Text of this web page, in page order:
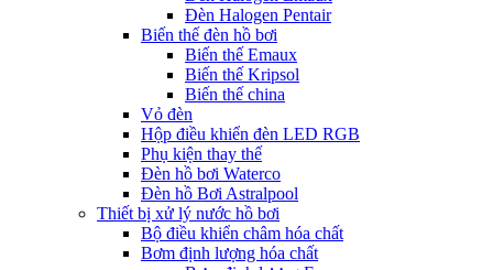
Đèn Halogen Pentair
Biến thế đèn hồ bơi
Biến thế Emaux
Biến thế Kripsol
Biến thế china
Vỏ đèn
Hộp điều khiển đèn LED RGB
Phụ kiện thay thế
Đèn hồ bơi Waterco
Đèn hồ Bơi Astralpool
Thiết bị xử lý nước hồ bơi
Bộ điều khiển châm hóa chất
Bơm định lượng hóa chất